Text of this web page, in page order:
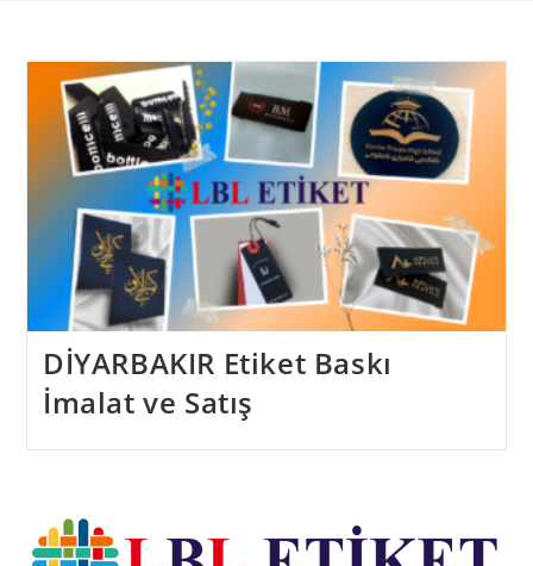
DİYARBAKIR Etiket Baskı
İmalat ve Satış